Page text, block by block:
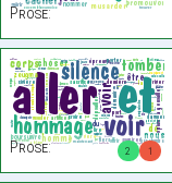
Prose:
2 1
Prose: